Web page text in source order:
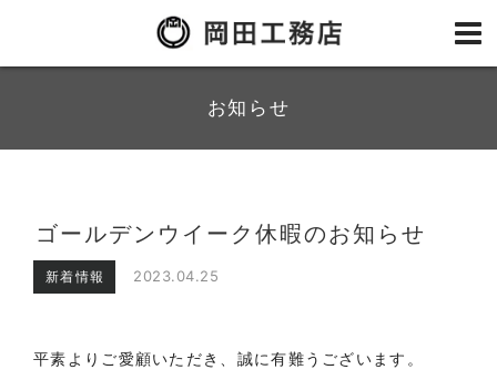
お知らせ
ゴールデンウイーク休暇のお知らせ
新着情報 2023.04.25
平素よりご愛顧いただき、誠に有難うございます。